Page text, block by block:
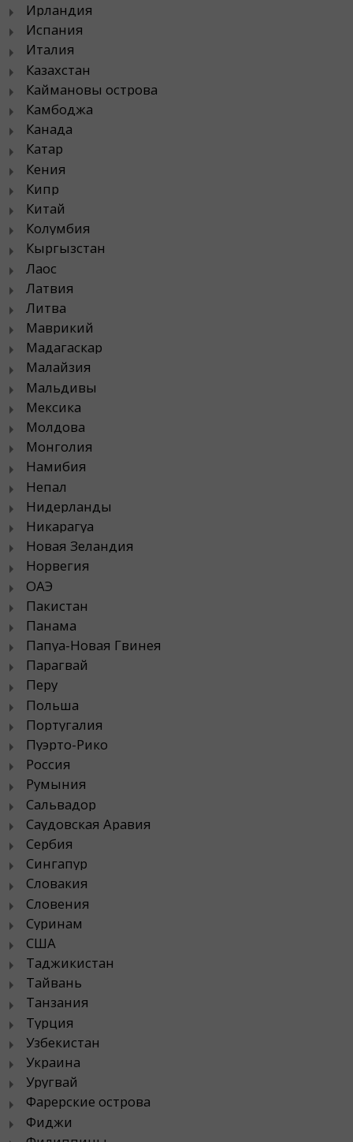
Ирландия
Испания
Италия
Казахстан
Каймановы острова
Камбоджа
Канада
Катар
Кения
Кипр
Китай
Колумбия
Кыргызстан
Лаос
Латвия
Литва
Маврикий
Мадагаскар
Малайзия
Мальдивы
Мексика
Молдова
Монголия
Намибия
Непал
Нидерланды
Никарагуа
Новая Зеландия
Норвегия
ОАЭ
Пакистан
Панама
Папуа-Новая Гвинея
Парагвай
Перу
Польша
Португалия
Пуэрто-Рико
Россия
Румыния
Сальвадор
Саудовская Аравия
Сербия
Сингапур
Словакия
Словения
Суринам
США
Таджикистан
Тайвань
Танзания
Турция
Узбекистан
Украина
Уругвай
Фарерские острова
Фиджи